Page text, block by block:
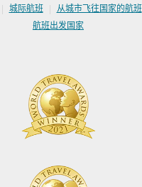
| 城际航班 | 从城市飞往国家的航班
航班出发国家